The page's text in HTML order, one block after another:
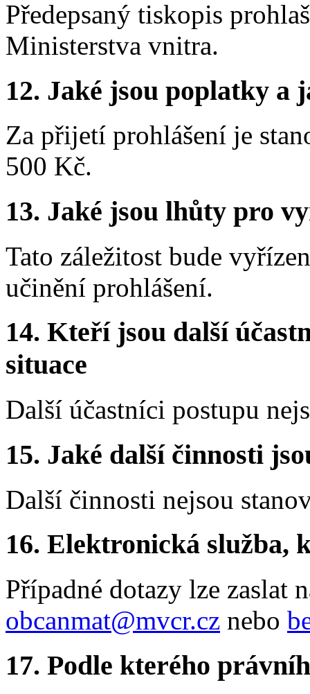
Předepsaný tiskopis
Ministerstva vnitra.
12. Jaké jsou poplatky a
Za přijetí prohlášení je
500 Kč.
13. Jaké jsou lhůty pro
Tato záležitost bude
učinění prohlášení.
14. Kteří jsou další
situace
Další účastníci postupu
15. Jaké další činnosti
Další činnosti nejsou
16. Elektronická služba,
Případné dotazy lze zaslat
obcanmat@mvcr.cz nebo
17. Podle kterého